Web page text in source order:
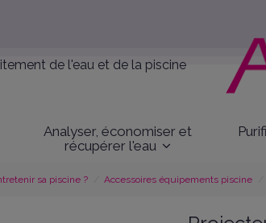
de l'eau et de la piscine
Analyser, économiser et
récupérer l'eau
sa piscine ? Accessoires équipements piscine